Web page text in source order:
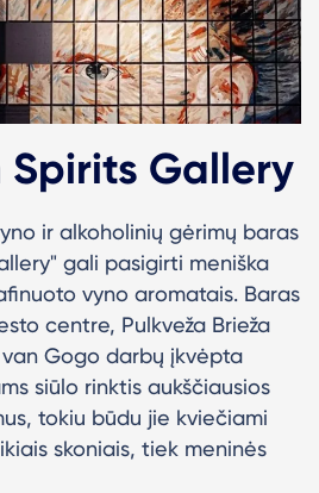
Spirits Gallery
ir alkoholinių gėrimų baras
gali pasigirti meniška
vyno aromatais. Baras
centre, Pulkveža Brieža
Gogo darbų įkvėpta
siūlo rinktis aukščiausios
tokiu būdu jie kviečiami
skoniais, tiek meninės